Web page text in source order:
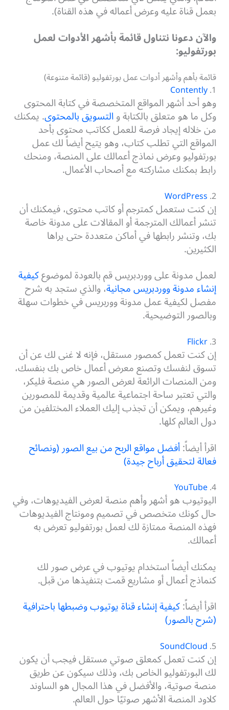
بعمل قناة عليه وعرض أعماله في هذه القناة).
والآن دعونا نتناول قائمة بأشهر الأدوات لعمل
بورتفوليو:
قائمة بأهم وأشهر أدوات عمل بورتفوليو (قائمة متنوعة)
1.
Contently
وهو أحد أشهر المواقع المتخصصة في كتابة المحتوى
وكل ما هو متعلق بالكتابة والتسويق بالمحتوى. يمكنك
من خلاله إيجاد فرصة للعمل ككاتب محتوى بأحد
المواقع التي تطلب كتاب، وهو يتيح أيضاً لك عمل
بورتفوليو وعرض نماذج أعمالك على المنصة، ومنحك
رابط بمكنك مشاركته مع أصحاب الأعمال.
2.
WordPress
إن كنت ستعمل كمترجم أو كاتب محتوى، فيمكنك أن
تنشر أعمالك المترجمة أو المقالات على مدونة خاصة
بك، وتنشر رابطها في أماكن متعددة حتى يراها
الكثيرين.
لعمل مدونة على ووردبريس قم بالعودة لموضوعكيفية
إنشاء مدونة ووردبريس مجانية، والذي ستجد به شرح
مفصل لكيفية عمل مدونة ووربريس في خطوات سهلة
وبالصور التوضيحية.
3.
Flickr
إن كنت تعمل كمصور مستقل، فإنه لا غنى لك عن أن
تسوق لنفسك وتصنع معرض أعمال خاص بك بنفسك،
ومن المنصات الرائعة لعرض الصور هي منصة فليكر،
والتي تعتبر ساحة اجتماعية عالمية وقديمة للمصورين
وغيرهم، ويمكن أن تجذب إليك العملاء المختلفين من
دول العالم كلها.
اقرأ أيضاً:أفضل مواقع الربح من بيع الصور (ونصائح
فعالة لتحقيق أرباح جيدة)
4.
YouTube
اليوتيوب هو أشهر وأهم منصة لعرض الفيديوهات، وفي
حال كونك متخصص في تصميم ومونتاج الفيديوهات
فهذه المنصة ممتازة لك لعمل بورتفوليو تعرض به
أعمالك.
يمكنك أيضاً استخدام يوتيوب في عرض صور لك
كنماذج أعمال أو مشاريع قمت بتنفيذها من قبل.
اقرأ أيضاً:كيفية إنشاء قناة يوتيوب وضبطها باحترافية
(شرح بالصور)
5.
SoundCloud
إن كنت تعمل كمعلق صوتي مستقل فيجب أن يكون
لك البورتفوليو الخاص بك، وذلك سيكون عن طريق
منصة صوتية، والأفضل في هذا المجال هو الساوند
كلاود المنصة الأشهر صوتيًا حول العالم.